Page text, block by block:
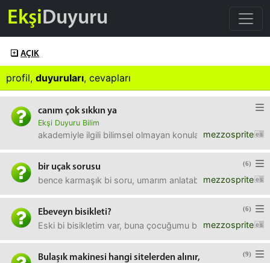
EkşiDuyuru
AÇIK
profil, duyuruları, cevapları
canım çok sıkkın ya
Ekşi Duyuru Bilim
mezzosprite
akademiyle ilgili bilimsel olmayan konuları da burda
(6)
bir uçak sorusu
mezzosprite
bence karmaşık bi soru, umarım anlatabilirim, bi bilen
(6)
Ebeveyn bisikleti?
mezzosprite
Eski bi bisikletim var, buna çocuğumu bindirebileceğim
(9)
Bulaşık makinesi hangi sitelerden alınır,